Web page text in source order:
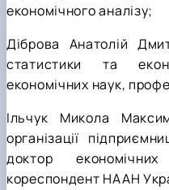
економічного аналізу;
Діброва Анатолій
статистики та
економічних наук,
Ільчук Микола
організації
доктор
кореспондент НААН